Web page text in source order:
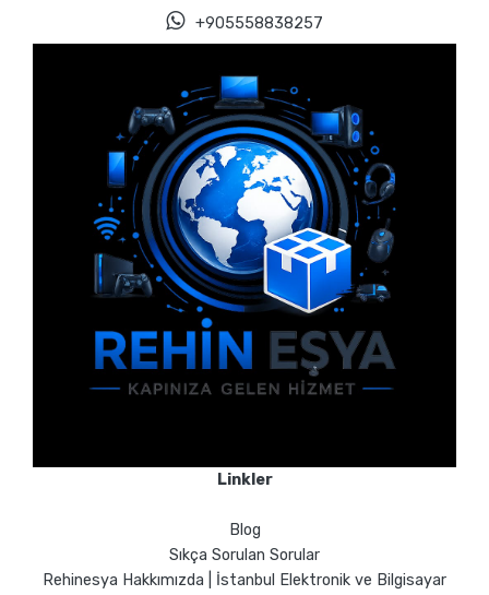
+905558838257
Linkler
Blog
Sıkça Sorulan Sorular
Rehinesya Hakkımızda | İstanbul Elektronik ve Bilgisayar